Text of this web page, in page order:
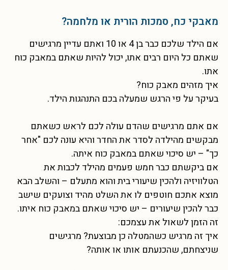
מאבקי כח, סמכות הורית או מלחמה?
אם הילד שלכם כבר בן 4 או 10 ואתם עדיין מרגישים
שאתם כל היום רבים אתו, יכול להיות שאתם במאבק כוח
אתו.
איך מזהים מאבק כוח?
בעיקר על פי הרגש שמעלה בכם התנהגות הילד.
אם אתם מרגישים שהדם עולה לכם לראש כשאתם
מבקשים מהילדה לסדר את החדר והיא עונה לכם "אחר
כך" – יש סיכוי שאתם במאבק כוח איתה.
אם ביקשתם כבר חמש פעמים מהילד לכבות את
הטלוויזיה ולהכין שיעורי בית והוא מתעלם – והשלב הבא
מוצא אתכם חוטפים לו את השלט מהיד וצועקים שישב
כבר להכין שיעורים – יש סיכוי שאתם במאבק כוח איתו.
זה הזמן לשאול את עצמכם:
איך זה מרגיש כשהמטלה כן מבוצעת? מרגישים
שניצחתם, שהכנעתם אותו או אותה?